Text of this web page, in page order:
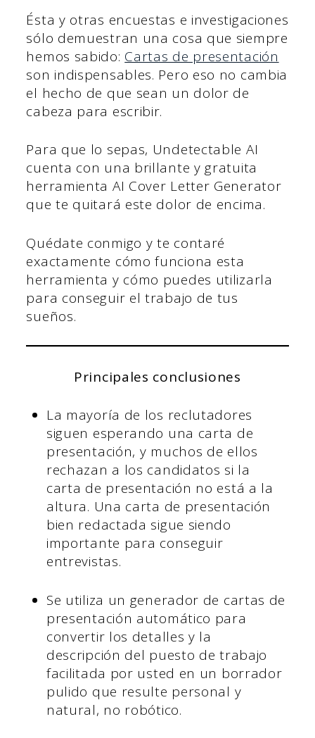
Ésta y otras encuestas e investigaciones
sólo demuestran una cosa que siempre
hemos sabido: Cartas de presentación
son indispensables. Pero eso no cambia
el hecho de que sean un dolor de
cabeza para escribir.
Para que lo sepas, Undetectable AI
cuenta con una brillante y gratuita
herramienta AI Cover Letter Generator
que te quitará este dolor de encima.
Quédate conmigo y te contaré
exactamente cómo funciona esta
herramienta y cómo puedes utilizarla
para conseguir el trabajo de tus
sueños.
Principales conclusiones
La mayoría de los reclutadores
siguen esperando una carta de
presentación, y muchos de ellos
rechazan a los candidatos si la
carta de presentación no está a la
altura. Una carta de presentación
bien redactada sigue siendo
importante para conseguir
entrevistas.
Se utiliza un generador de cartas de
presentación automático para
convertir los detalles y la
descripción del puesto de trabajo
facilitada por usted en un borrador
pulido que resulte personal y
natural, no robótico.